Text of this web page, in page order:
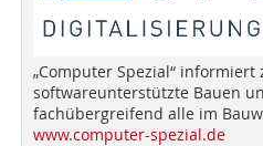
„Computer Spezial“
softwareunterstützte Bauen
fachübergreifend alle im
www.computer-spezial.de